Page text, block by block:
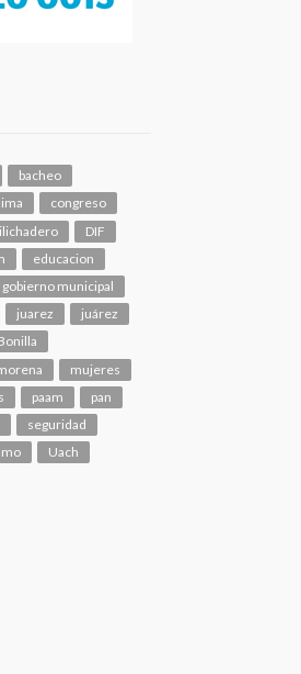
bacheo
congreso
DIF
educacion
gobierno municipal
juarez
juárez
mujeres
paam
pan
seguridad
Uach